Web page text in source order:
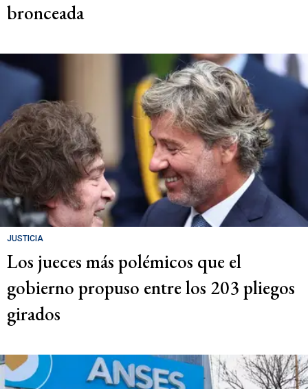
bronceada
JUSTICIA
Los jueces más polémicos que el
gobierno propuso entre los 203 pliegos
girados